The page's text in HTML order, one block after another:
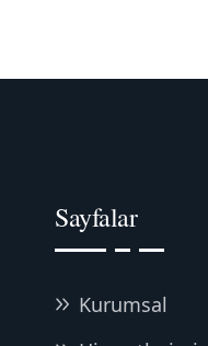
Sayfalar
Kurumsal